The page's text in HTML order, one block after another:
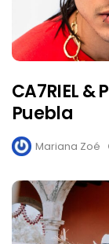
CA7RIEL &
Puebla
Mariana Zoé